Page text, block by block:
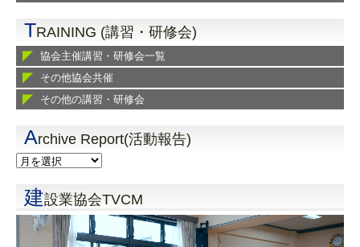
TRAINING (講習・研修会)
協会主催講習・研修会一覧
その他協会共催
その他の講習・研修会
Archive Report(活動報告)
建設業協会TVCM